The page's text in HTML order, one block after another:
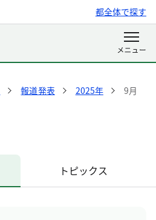
都全体で探す
報道発表 2025年 9月
トピックス